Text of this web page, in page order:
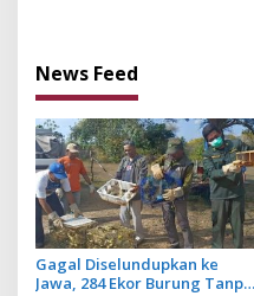
News Feed
Gagal Diselundupkan ke
Jawa, 284 Ekor Burung Tanpa